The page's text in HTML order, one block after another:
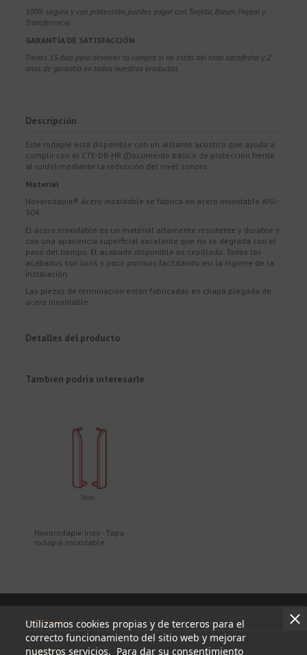
100% segura y con protección, puedes pagar con Tarjeta, Bizum, Paypal y
Transferencia.
GARANTÍA DE SATISFACCIÓN
Tienes 15 días para devolver tu compra si no estás del todo satisfecho y 2
años de garantía en todos nuestros productos.
Descripción
Este rodapié está disponible con un aislante acústico que ayuda a
cumplir con el CTE-DB-HR (Documento básico de protección frente
al ruido) mediante la reducción del nivel sonoro.
Material
Novorodapie® Acero inoxidable se fabrica en acero inoxidable AISI-
304.
El acero inoxidable es un material altamente resistente y durable y
con una apariencia superficial excelente que no se degrada con el
paso del tiempo. El acabado disponible es cepillado. Todos los
acabados son lisos y poco porosos facilitando así la higiene de la
instalación.
Las piezas de terminación están fabricadas en chapa plegada de
acero inoxidable.
Detalles del producto
También podría interesarle
Novorodapie Inox - Tapa
rodapié inoxidable
Utilizamos cookies propias y de terceros para el
correcto funcionamiento del sitio web y mejorar
nuestros servicios. Para dar su consentimiento
Información
Mi cuenta